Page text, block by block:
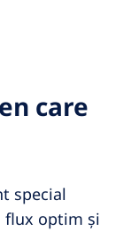
care
special
flux optim și